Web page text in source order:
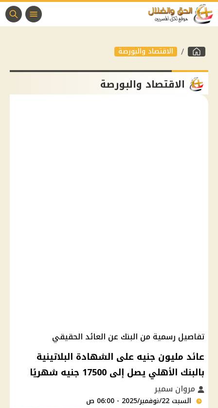
الاقتصاد والبورصة
الاقتصاد والبورصة
تفاصيل رسمية من البنك عن العائد الحقيقي
عائد مليون جنيه على الشهادة البلاتينية
بالبنك الأهلي يصل إلى 17500 جنيه شهريًا
مروان سمير
السبت 22/نوفمبر/2025 - 06:00 ص